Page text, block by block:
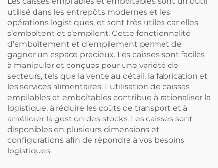
utilisé dans les entrepôts modernes et les
opérations logistiques, et sont très utiles car elles
s’emboîtent et s’empilent. Cette fonctionnalité
d’emboîtement et d’empilement permet de
gagner un espace précieux. Les caisses sont faciles
à manipuler et conçues pour une variété de
secteurs, tels que la vente au détail, la fabrication et
les services alimentaires. L’utilisation de caisses
empilables et emboîtables contribue à rationaliser la
logistique, à réduire les coûts de transport et à
améliorer la gestion des stocks. Les caisses sont
disponibles en plusieurs dimensions et
configurations afin de répondre à vos besoins
logistiques.